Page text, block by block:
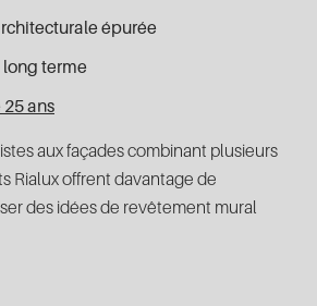
épurée
terme
ans
aux façades combinant plusieurs
Rialux offrent davantage de
des idées de revêtement mural